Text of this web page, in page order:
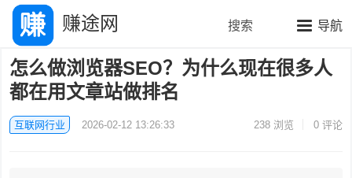
赚途网 导航
搜索
怎么做浏览器SEO？为什么现在很多人
都在用文章站做排名
互联网行业 2026-02-12 13:26:33 238浏览 0 评论